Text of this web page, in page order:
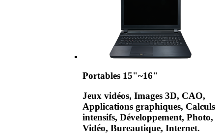
Portables 15"~16"
Jeux vidéos, Images 3D, CAO,
Applications graphiques, Calculs
intensifs, Développement, Photo,
Vidéo, Bureautique, Internet.